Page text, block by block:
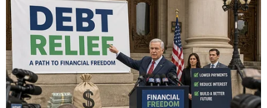
dục trẻ em mỗi năm
14/03/2016 08:54
Theo báo cáo của Bộ Công an, hàng năm phát hiện
khoảng 1.700 vụ án xâm hại trẻ em, trong đó xâm hại
tình dục chiếm tới 70%, tình trạng xâm hại trẻ em ngày
càng gia tăng trong những năm gần đây